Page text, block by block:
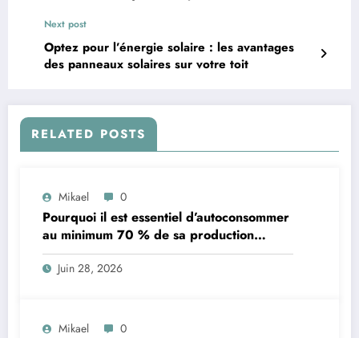
Next post
Optez pour l’énergie solaire : les avantages
des panneaux solaires sur votre toit
RELATED POSTS
Mikael 0
Pourquoi il est essentiel d’autoconsommer
au minimum 70 % de sa production
d’électricité solaire : enjeux et solutions
pour le photovoltaïque résidentiel
Juin 28, 2026
Mikael 0